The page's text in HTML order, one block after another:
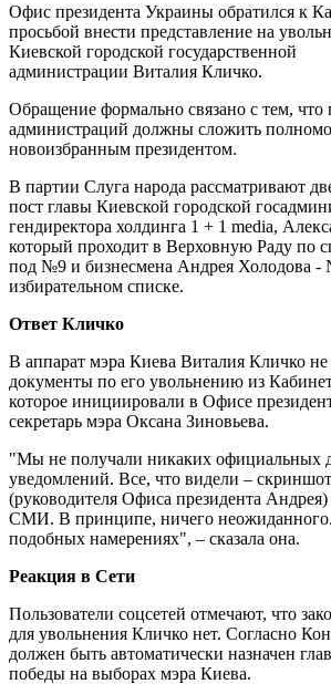
Офис президента Украины обратился к
просьбой внести представление на
Киевской городской государственной
администрации Виталия Кличко.
Обращение формально связано с тем, что
администраций должны сложить
новоизбранным президентом.
В партии Слуга народа рассматривают
пост главы Киевской городской
гендиректора холдинга 1 + 1 media,
который проходит в Верховную Раду по
под №9 и бизнесмена Андрея Холодова -
избирательном списке.
Ответ Кличко
В аппарат мэра Киева Виталия Кличко не
документы по его увольнению из
которое инициировали в Офисе
секретарь мэра Оксана Зиновьева.
"Мы не получали никаких официальных
уведомлений. Все, что видели –
(руководителя Офиса президента
СМИ. В принципе, ничего
подобных намерениях", – сказала она.
Реакция в Сети
Пользователи соцсетей отмечают, что
для увольнения Кличко нет. Согласно
должен быть автоматически назначен
победы на выборах мэра Киева.